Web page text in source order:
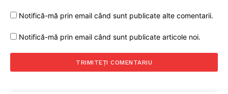
Un proiect
Notifică-mă prin email când sunt publicate alte comentarii.
Notifică-mă prin email când sunt publicate articole noi.